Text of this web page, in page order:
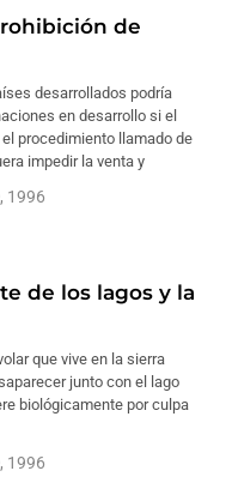
de
desarrollados podría
en desarrollo si el
procedimiento llamado de
impedir la venta y
1996
de los lagos y la
que vive en la sierra
junto con el lago
biológicamente por culpa
1996